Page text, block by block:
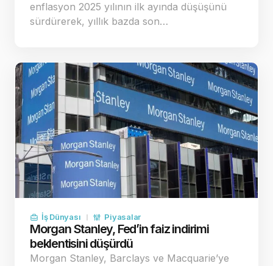
enflasyon 2025 yılının ilk ayında düşüşünü
sürdürerek, yıllık bazda son…
İş Dünyası Piyasalar
Morgan Stanley, Fed’in faiz indirimi
beklentisini düşürdü
Morgan Stanley, Barclays ve Macquarie’ye